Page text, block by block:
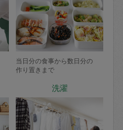
当日分の食事から数日分の
作り置きまで
洗濯